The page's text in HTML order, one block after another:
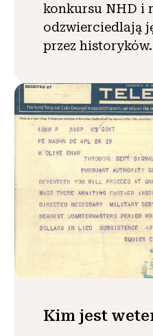
konkursu NHD i
odzwierciedlają
przez historyków.
Kim jest